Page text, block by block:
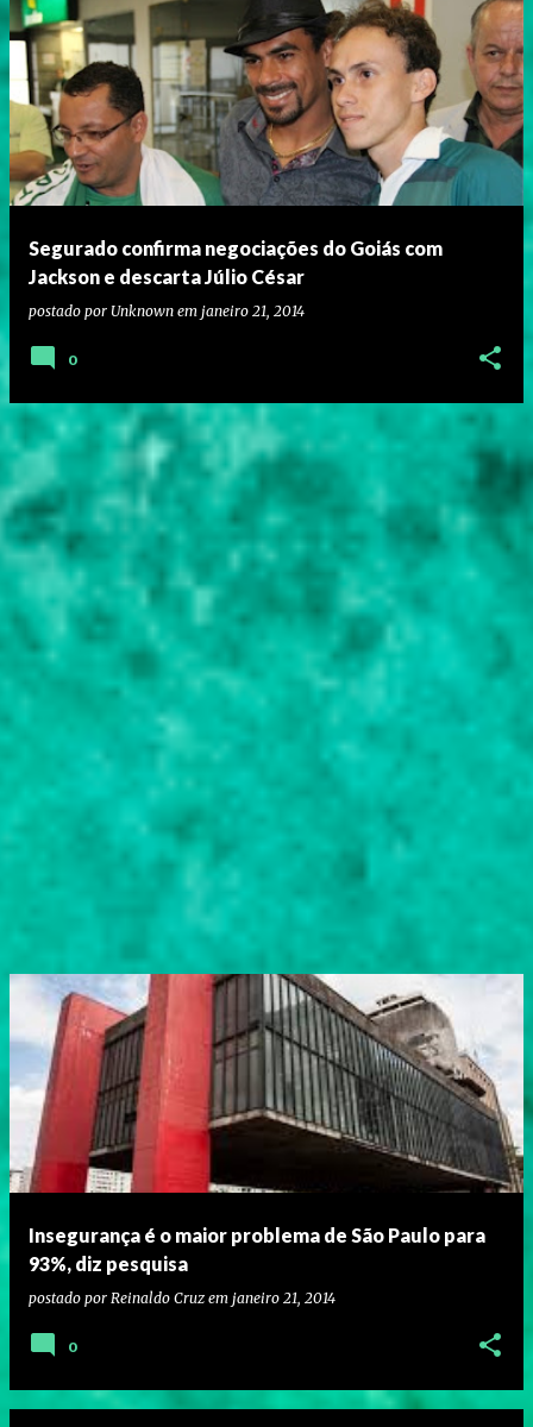
Segurado confirma negociações do Goiás com
Jackson e descarta Júlio César
postado por Unknown em janeiro 21, 2014
0
Insegurança é o maior problema de São Paulo para
93%, diz pesquisa
postado por Reinaldo Cruz em janeiro 21, 2014
0